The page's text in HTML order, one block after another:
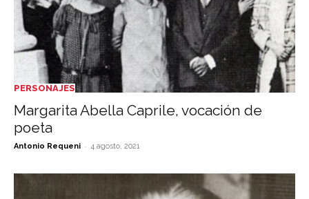
PERSONAJES
Margarita Abella Caprile, vocación de
poeta
Antonio Requeni - 4 agosto, 2021